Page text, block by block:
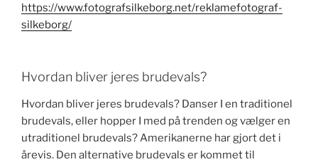
https://www.fotografsilkeborg.net/reklamefotograf-
silkeborg/
Hvordan bliver jeres brudevals?
Hvordan bliver jeres brudevals? Danser I en traditionel
brudevals, eller hopper I med på trenden og vælger en
utraditionel brudevals? Amerikanerne har gjort det i
årevis. Den alternative brudevals er kommet til